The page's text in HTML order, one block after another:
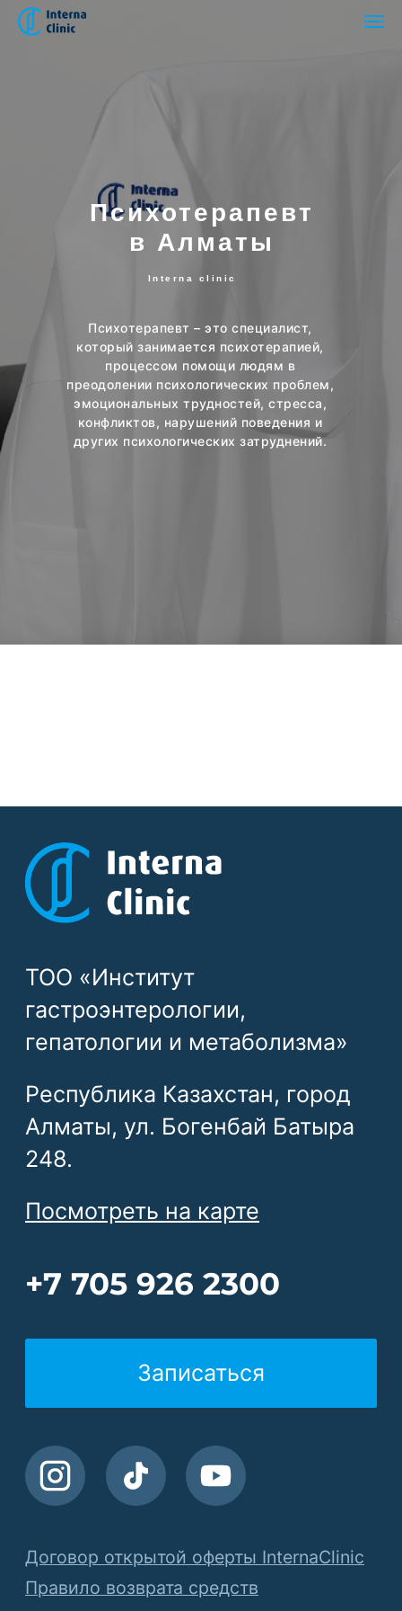
Психотерапевт
в Алматы
Interna clinic
Психотерапевт – это специалист,
который занимается психотерапией,
процессом помощи людям в
преодолении психологических проблем,
эмоциональных трудностей, стресса,
конфликтов, нарушений поведения и
других психологических затруднений.
Записаться
+7 705 926 2300
Посмотреть на карте
Алматы, ул. Богенбай Батыра
Договор открытой оферты InternaClinic
Правило возврата средств